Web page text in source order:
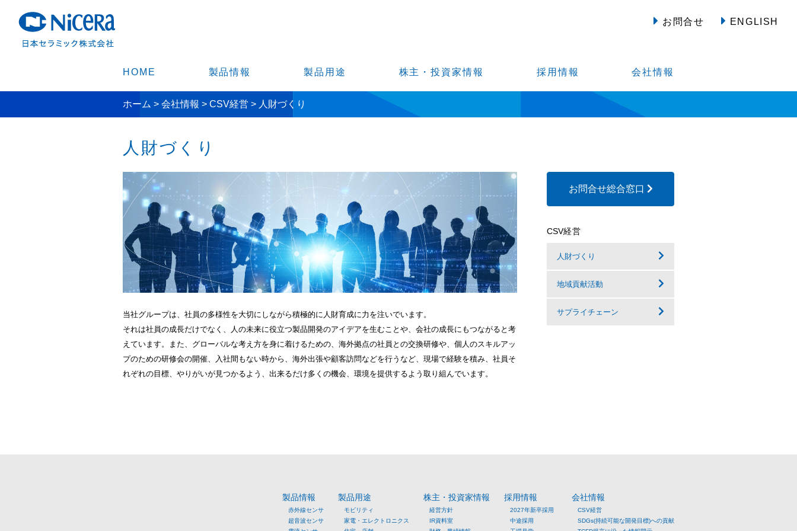
お問合せ ENGLISH
HOME 製品情報 製品用途 株主・投資家情報 採用情報 会社情報
ホーム > 会社情報 > CSV経営 > 人財づくり
人財づくり
当社グループは、社員の多様性を大切にしながら積極的に人財育成に力を注いでいます。
それは社員の成長だけでなく、人の未来に役立つ製品開発のアイデアを生むことや、会社の成長にもつながると考
えています。また、グローバルな考え方を身に着けるための、海外拠点の社員との交換研修や、個人のスキルアッ
プのための研修会の開催、入社間もない時から、海外出張や顧客訪問などを行うなど、現場で経験を積み、社員そ
れぞれの目標、やりがいが見つかるよう、出来るだけ多くの機会、環境を提供するよう取り組んでいます。
お問合せ総合窓口
CSV経営
人財づくり
地域貢献活動
サプライチェーン
製品情報
赤外線センサ
超音波センサ
製品用途
モビリティ
家電・エレクトロニクス
株主・投資家情報
経営方針
IR資料室
採用情報
2027年新卒採用
中途採用
会社情報
CSV経営
SDGs(持続可能な開発目標)への貢献